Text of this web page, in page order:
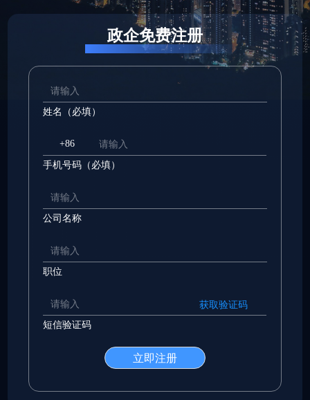
政企免费注册
姓名（必填）
+86
手机号码（必填）
公司名称
职位
获取验证码
短信验证码
立即注册